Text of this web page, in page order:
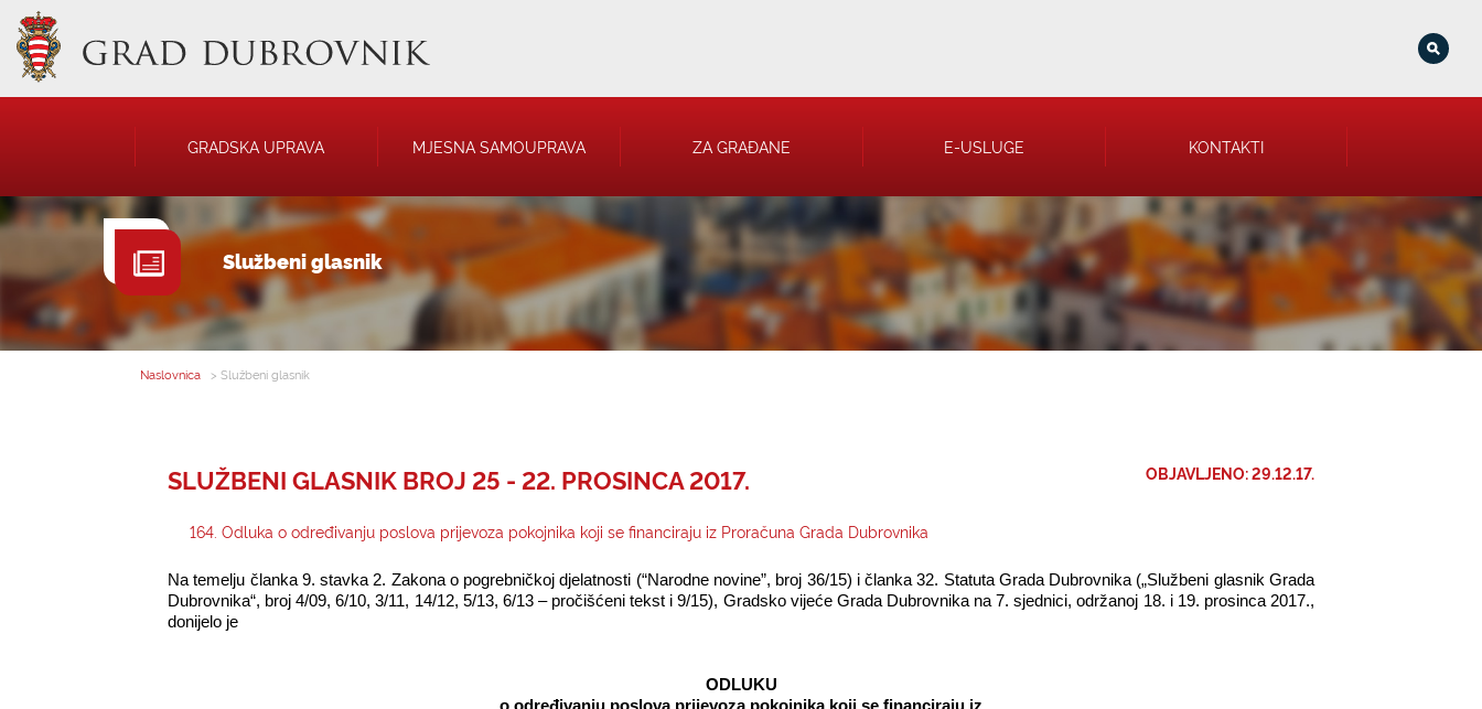
GRADSKA UPRAVA
GRADONAČELNIK
GRADSKO VIJEĆE
UPRAVNA TIJELA
SAVJET MLADIH
NATJEČAJI
JAVNA OBJAVA RJEŠENJA
USTANOVE
KOMUNALNA I TRGOVAČKA
MJESNA SAMOUPRAVA ZA GRAĐANE E-USLUGE KONTAKTI
Službeni glasnik
Naslovnica > Službeni glasnik
SLUŽBENI GLASNIK BROJ 25 - 22. PROSINCA 2017. OBJAVLJENO: 29.12.17.
164. Odluka o određivanju poslova prijevoza pokojnika koji se financiraju iz Proračuna Grada Dubrovnika
Na temelju članka 9. stavka 2. Zakona o pogrebničkoj djelatnosti (“Narodne novine”, broj 36/15) i članka 32. Statuta Grada Dubrovnika („Službeni glasnik Grada
Dubrovnika“, broj 4/09, 6/10, 3/11, 14/12, 5/13, 6/13 – pročišćeni tekst i 9/15), Gradsko vijeće Grada Dubrovnika na 7. sjednici, održanoj 18. i 19. prosinca 2017.,
donijelo je
ODLUKU
o određivanju poslova prijevoza pokojnika koji se financiraju iz